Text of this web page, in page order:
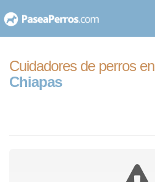
al
Cuidadores de perros en
Chiapas